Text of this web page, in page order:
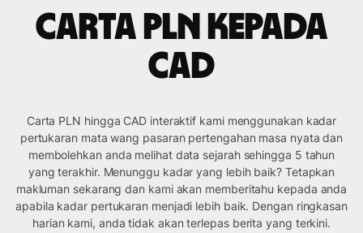
Carta PLN kepada
CAD
Carta PLN hingga CAD interaktif kami menggunakan kadar
pertukaran mata wang pasaran pertengahan masa nyata dan
membolehkan anda melihat data sejarah sehingga 5 tahun
yang terakhir. Menunggu kadar yang lebih baik? Tetapkan
makluman sekarang dan kami akan memberitahu kepada anda
apabila kadar pertukaran menjadi lebih baik. Dengan ringkasan
harian kami, anda tidak akan terlepas berita yang terkini.